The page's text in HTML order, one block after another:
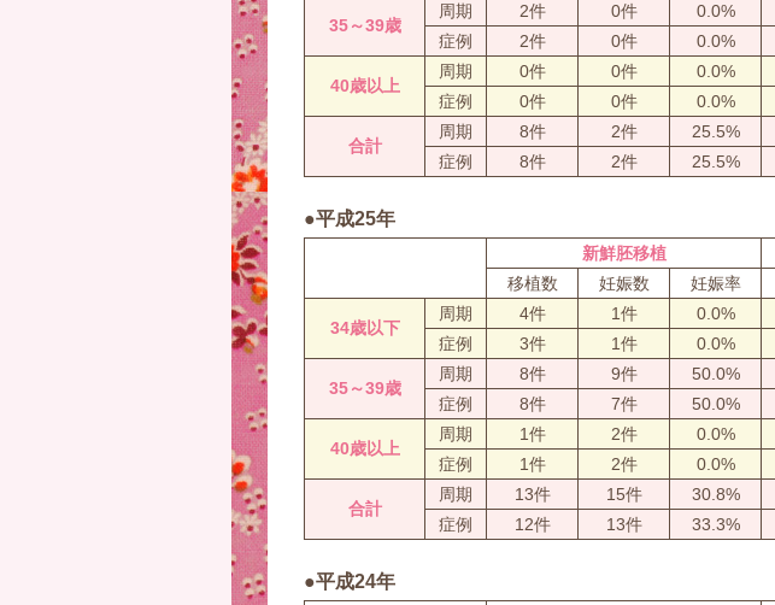
35～39歳
周期 2件 0件 0.0%
症例
2件 0件 0.0%
40歳以上
周期 0件 0件 0.0%
症例
0件 0件 0.0%
合計
周期 8件 2件 25.5%
症例
8件 2件 25.5%
●平成25年
新鮮胚移植
移植数
妊娠数 妊娠率
34歳以下
周期 4件 1件 0.0%
症例
3件 1件 0.0%
35～39歳
周期 8件 9件 50.0%
症例
8件 7件 50.0%
40歳以上
周期 1件 2件 0.0%
症例
1件 2件 0.0%
合計
周期 13件 15件 30.8%
症例
12件 13件 33.3%
●平成24年